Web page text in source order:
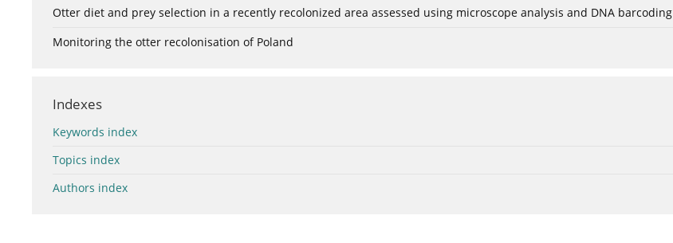
Otter diet and prey selection in a recently recolonized area assessed using microscope analysis and DNA barcoding
Monitoring the otter recolonisation of Poland
Indexes
Keywords index
Topics index
Authors index